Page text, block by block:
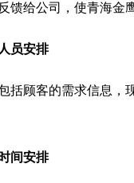
馈给公司，使青海金
员安排
括顾客的需求信息，
间安排